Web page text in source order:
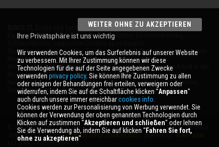
Boote und Yachten an 365 Tagen im Jahr
Kaufen auf Motorboote, Segelboote, Yachten, Düsentriebwerke,
Suche neue und gebrauchte Boote in unserer Datenbank oder sogar eine
Kleinanzeige, um Ihr Boot völlig kostenlos verkaufen.
Wenn Sie einenBrokersind, wirbt ein BetreiberCharteroder Arbeit in der
Meeresumwelt für Ihr Unternehmen aufNAVIS.IT.
Hier finden Sie die neuesten Nachrichten aus der Welt der Bootfahren,
Segeln und technische Artikel; bleiben mit unserem Newsletter.
© 2026 NAVIS.IT® LOGOS SIND MARKEN ODER MARKEN SIND DAS EIGENTUM IHRER
JEWEILIGEN BESITZER. |Privacy policy|Cookies info| powered by: START 2000
p.iva IT-02134430301
WEITER OHNE ZU AKZEPTIEREN
Ihre Privatsphäre ist uns wichtig
Wir verwenden Cookies, um das Surferlebnis auf unserer Website
zu verbessern. Mit Ihrer Zustimmung können wir diese
Technologien für die auf der Seite angegebenen Zwecke
verwenden privacy policy. Sie können Ihre Zustimmung zu allen
oder einigen der Behandlungen frei erteilen, verweigern oder
widerrufen, indem Sie auf die Schaltfläche klicken ''Anpassen''
auch durch unsere immer erreichbarcookies info.
Cookies werden zur Personalisierung von Werbung verwendet. Sie
können der Verwendung der oben genannten Technologien durch
Klicken auf zustimmen ''Akzeptieren und schließen'' oder lehnen
Sie die Verwendung ab, indem Sie auf klicken '' Fahren Sie fort,
ohne zu akzeptieren''